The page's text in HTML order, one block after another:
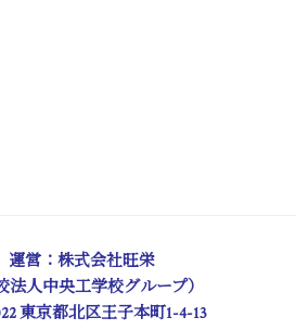
運営：株式会社旺栄
法人中央工学校グループ）
東京都北区王子本町1-4-13